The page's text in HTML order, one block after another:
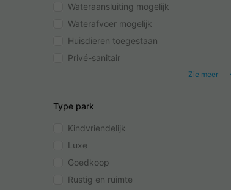
Wateraansluiting mogelijk
Waterafvoer mogelijk
Huisdieren toegestaan
Privé-sanitair
Zie meer
Type park
Kindvriendelijk
Luxe
Goedkoop
Rustig en ruimte